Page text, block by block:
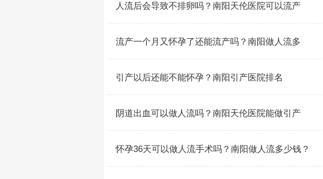
人流后会导致不排卵吗？南阳天伦医院可以流产
流产一个月又怀孕了还能流产吗？南阳做人流多
引产以后还能不能怀孕？南阳引产医院排名
阴道出血可以做人流吗？南阳天伦医院能做引产
怀孕36天可以做人流手术吗？南阳做人流多少钱？